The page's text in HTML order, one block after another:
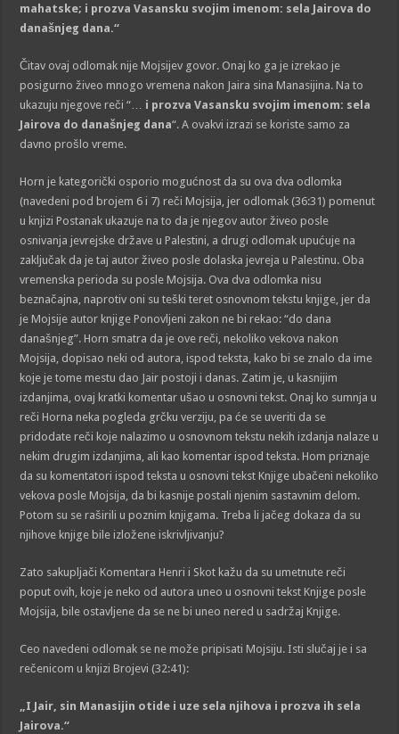
mahatske; i prozva Vasansku svojim imenom: sela Jairova do
današnjeg dana.“
Čitav ovaj odlomak nije Mojsijev govor. Onaj ko ga je izrekao je
posigurno živeo mnogo vremena nakon Jaira sina Manasijina. Na to
ukazuju njegove reči “… i prozva Vasansku svojim imenom: sela
Jairova do današnjeg dana“. A ovakvi izrazi se koriste samo za
davno prošlo vreme.
Horn je kategorički osporio mogućnost da su ova dva odlomka
(navedeni pod brojem 6 i 7) reči Mojsija, jer odlomak (36:31) pomenut
u knjizi Postanak ukazuje na to da je njegov autor živeo posle
osnivanja jevrejske države u Palestini, a drugi odlomak upućuje na
zaključak da je taj autor živeo posle dolaska jevreja u Palestinu. Oba
vremenska perioda su posle Mojsija. Ova dva odlomka nisu
beznačajna, naprotiv oni su teški teret osnovnom tekstu knjige, jer da
je Mojsije autor knjige Ponovljeni zakon ne bi rekao: “do dana
današnjeg”. Horn smatra da je ove reči, nekoliko vekova nakon
Mojsija, dopisao neki od autora, ispod teksta, kako bi se znalo da ime
koje je tome mestu dao Jair postoji i danas. Zatim je, u kasnijim
izdanjima, ovaj kratki komentar ušao u osnovni tekst. Onaj ko sumnja u
reči Horna neka pogleda grčku verziju, pa će se uveriti da se
pridodate reči koje nalazimo u osnovnom tekstu nekih izdanja nalaze u
nekim drugim izdanjima, ali kao komentar ispod teksta. Hom priznaje
da su komentatori ispod teksta u osnovni tekst Knjige ubačeni nekoliko
vekova posle Mojsija, da bi kasnije postali njenim sastavnim delom.
Potom su se raširili u poznim knjigama. Treba li jačeg dokaza da su
njihove knjige bile izložene iskrivljivanju?
Zato sakupljači Komentara Henri i Skot kažu da su umetnute reči
poput ovih, koje je neko od autora uneo u osnovni tekst Knjige posle
Mojsija, bile ostavljene da se ne bi uneo nered u sadržaj Knjige.
Ceo navedeni odlomak se ne može pripisati Mojsiju. Isti slučaj je i sa
rečenicom u knjizi Brojevi (32:41):
„I Jair, sin Manasijin otide i uze sela njihova i prozva ih sela
Jairova.“